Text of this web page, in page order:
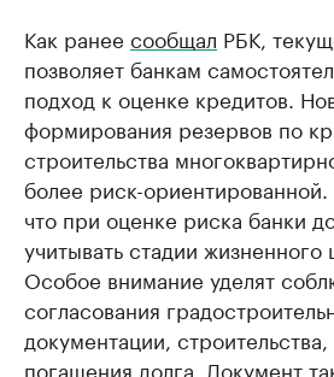
Как ранее сообщал РБК,
позволяет банкам
подход к оценке кредитов.
формирования резервов по
строительства
более риск-
что при оценке риска банки
учитывать стадии жизненного
Особое внимание уделят
согласования
документации,
погашения долга. Документ